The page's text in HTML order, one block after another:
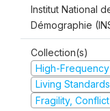
Institut National
Démographie
Collection(s)
High-
Living
Fragility,